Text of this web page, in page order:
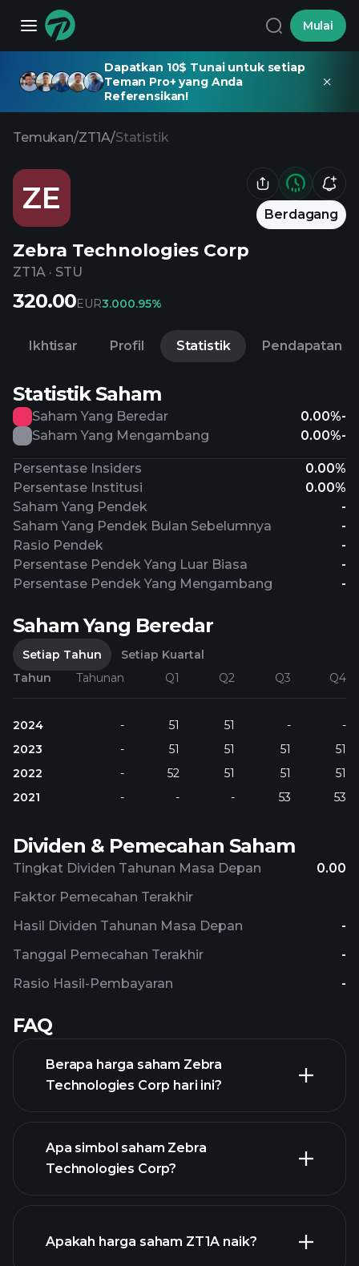
Mulai
Dapatkan 10$ Tunai untuk setiap
Teman Pro+ yang Anda
Referensikan!
Temukan/ZT1A/Statistik
ZE Berdagang
Zebra Technologies Corp
ZT1A · STU
320.00EUR3.000.95%
Ikhtisar Profil Statistik Pendapatan
Statistik Saham
Saham Yang Beredar 0.00%-
Saham Yang Mengambang
0.00%-
Persentase Insiders
0.00%
Persentase Institusi
0.00%
Saham Yang Pendek
-
Saham Yang Pendek Bulan Sebelumnya
-
Rasio Pendek
-
Persentase Pendek Yang Luar Biasa
-
Persentase Pendek Yang Mengambang
-
Saham Yang Beredar
Setiap Tahun
Setiap Kuartal
Tahun
Tahunan Q1 Q2 Q3 Q4
2024 - 51 51 -
-
2023
- 51 51 51
51
2022
- 52 51 51
51
2021
- - - 53 53
Dividen & Pemecahan Saham
Tingkat Dividen Tahunan Masa Depan 0.00
Hasil Dividen Tahunan Masa Depan -
Rasio Hasil-Pembayaran -
Faktor Pemecahan Terakhir
Tanggal Pemecahan Terakhir -
FAQ
Berapa harga saham Zebra
Technologies Corp hari ini?
chart
Apa simbol saham Zebra
Technologies Corp?
Apakah harga saham ZT1A naik?